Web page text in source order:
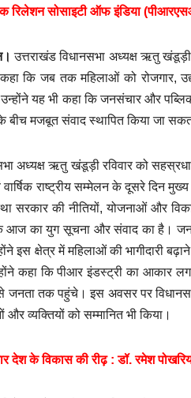
रिलेशन सोसाइटी ऑफ इंडिया
उत्तराखंड विधानसभा अध्यक्ष ऋतु
कहा कि जब तक महिलाओं को रोजगार,
उन्होंने यह भी कहा कि जनसंचार और
बीच मजबूत संवाद स्थापित किया जा
अध्यक्ष ऋतु खंडूड़ी रविवार को
राष्ट्रीय सम्मेलन के दूसरे दिन
सरकार की नीतियों, योजनाओं और
आज का युग सूचना और संवाद का है।
इस क्षेत्र में महिलाओं की भागीदारी
कहा कि पीआर इंडस्ट्री का आकार
जनता तक पहुंचे। इस अवसर पर
और व्यक्तियों को सम्मानित भी किया।
देश के विकास की रीढ़ : डॉ. रमेश